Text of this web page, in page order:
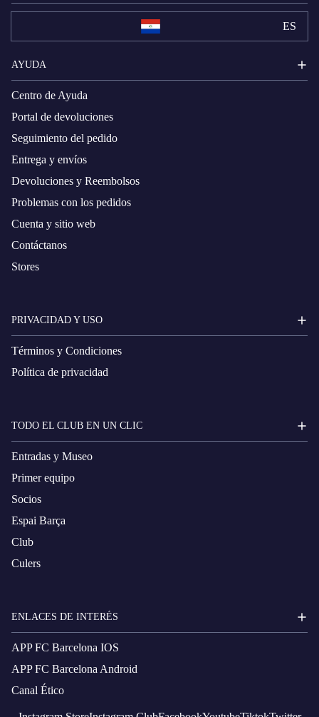
ES
AYUDA
Centro de Ayuda
Portal de devoluciones
Seguimiento del pedido
Entrega y envíos
Devoluciones y Reembolsos
Problemas con los pedidos
Cuenta y sitio web
Contáctanos
Stores
PRIVACIDAD Y USO
Términos y Condiciones
Política de privacidad
TODO EL CLUB EN UN CLIC
Entradas y Museo
Primer equipo
Socios
Espai Barça
Club
Culers
ENLACES DE INTERÉS
APP FC Barcelona IOS
APP FC Barcelona Android
Canal Ético